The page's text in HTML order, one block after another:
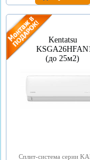
Kentatsu
(до 25м2)
Сплит-система серии